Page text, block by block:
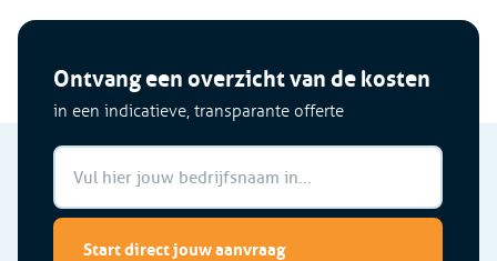
Ontvang een overzicht van de kosten
in een indicatieve, transparante offerte
Start direct jouw aanvraag